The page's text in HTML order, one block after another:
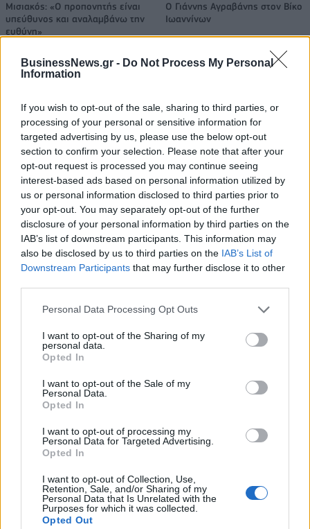
BusinessNews.gr - Do Not Process My Personal
Information
If you wish to opt-out of the sale, sharing to third parties, or
processing of your personal or sensitive information for
targeted advertising by us, please use the below opt-out
section to confirm your selection. Please note that after your
opt-out request is processed you may continue seeing
interest-based ads based on personal information utilized by
us or personal information disclosed to third parties prior to
your opt-out. You may separately opt-out of the further
disclosure of your personal information by third parties on the
IAB’s list of downstream participants. This information may
also be disclosed by us to third parties on the IAB’s List of
Downstream Participants that may further disclose it to other
Personal Data Processing Opt Outs
I want to opt-out of the Sharing of my
personal data.
Opted In
I want to opt-out of the Sale of my
Personal Data.
Opted In
I want to opt-out of processing my
Personal Data for Targeted Advertising.
Opted In
I want to opt-out of Collection, Use,
Retention, Sale, and/or Sharing of my
Personal Data that Is Unrelated with the
Purposes for which it was collected.
Opted Out
Μισιακός: «Ο προπονητής είναι
υπεύθυνος και αναλαμβάνω την
ευθύνη»
Ο Γιάννης Αγραβάνης στον Βίκο
Ιωαννίνων
Β.Σ. Καρούλιας: Τζίρος 98,7
εκατ. ευρώ και αύξηση κερδών
57% - Τα νέα στοιχήματα σε
low & non alcohol
Deloitte Ελλάδος:
Χρηματοοικονομικός
σύμβουλος της ΔΕΗ για την
είσοδο στην πολωνική αγορά
ενέργειας
Η Chery επενδύει 75 εκατ. δολάρια στην KG Mobility
18.990 ευρώ
συνεχίζουν μαζί: Ανανέωση της
συνεργασίας τους μέχρι το
FTSE4Good
Alpha Bank: Για πρώτη φορά το Αρχαίο Θέατρο Επιδαύρου άνοιξε τις
πύλες του σε όλους